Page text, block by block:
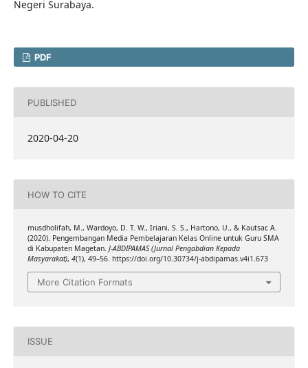
Negeri Surabaya.
PDF
PUBLISHED
2020-04-20
HOW TO CITE
musdholifah, M., Wardoyo, D. T. W., Iriani, S. S., Hartono, U., & Kautsar, A.
(2020). Pengembangan Media Pembelajaran Kelas Online untuk Guru SMA
di Kabupaten Magetan. J-ABDIPAMAS (Jurnal Pengabdian Kepada
Masyarakat), 4(1), 49–56. https://doi.org/10.30734/j-abdipamas.v4i1.673
More Citation Formats
ISSUE